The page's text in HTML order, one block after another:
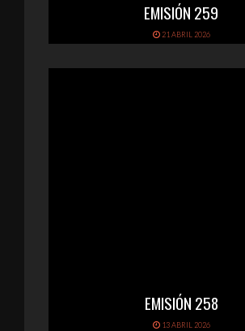
EMISIÓN 259
21 ABRIL 2026
EMISIÓN 258
13 ABRIL 2026